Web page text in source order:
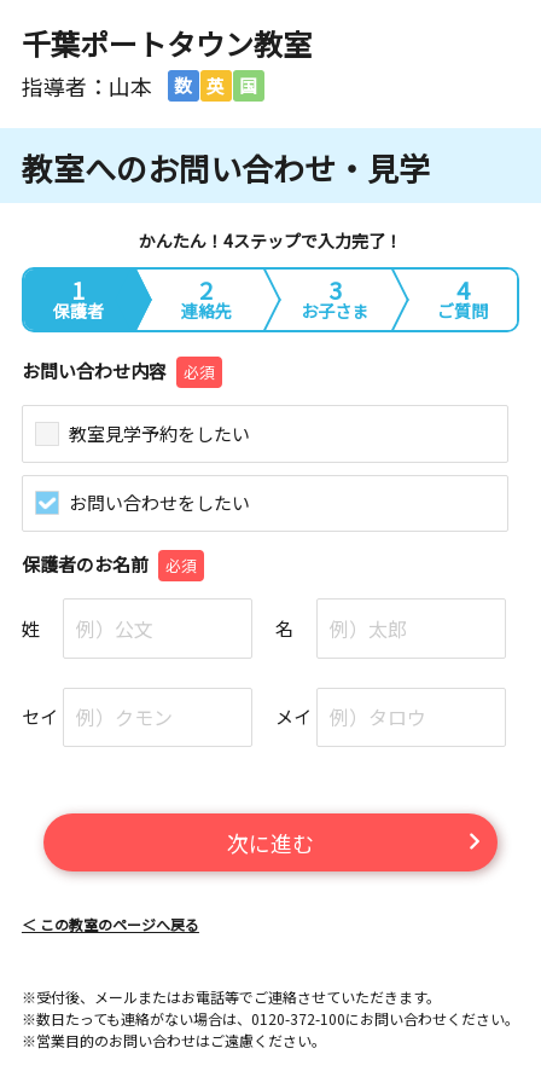
千葉ポートタウン教室
指導者：山本 数 英 国
教室へのお問い合わせ・見学
かんたん！4ステップで入力完了！
1
保護者
2
連絡先
3
お子さま
4
ご質問
お問い合わせ内容 必須
教室見学予約をしたい
お問い合わせをしたい
保護者のお名前 必須
姓 名
セイ メイ
次に進む
＜ この教室のページへ戻る
※受付後、メールまたはお電話等でご連絡させていただきます。
※数日たっても連絡がない場合は、0120-372-100にお問い合わせください。
※営業目的のお問い合わせはご遠慮ください。